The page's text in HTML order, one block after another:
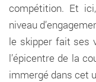
compétition. Et
niveau
le skipper fait ses
l’épicentre de la
immergé dans cet